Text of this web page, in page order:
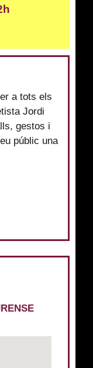
a tots els
Jordi
gestos i
públic una